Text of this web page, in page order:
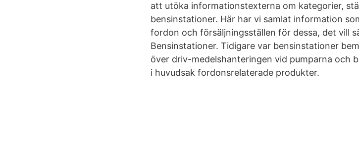
att utöka informationstexterna om kategorier,
bensinstationer. Här har vi samlat information
fordon och försäljningsställen för dessa, det vill
Bensinstationer. Tidigare var bensinstationer
över driv-medelshanteringen vid pumparna och
i huvudsak fordonsrelaterade produkter.